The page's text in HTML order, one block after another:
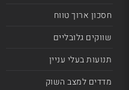
חסכון ארוך טווח
שווקים גלובליים
תנועות בעלי עניין
מדדים למצב השוק